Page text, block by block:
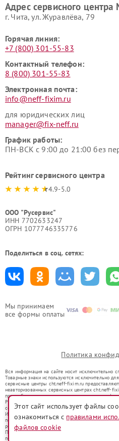
Мы принимаем
все формы оплаты
Адрес сервисного центра
г. Чита, ул. Журавлёва, 79
Горячая линия:
+7 (800) 301-55-83
Контактный телефон:
8 (800) 301-55-83
Электронная почта:
info@neff-fixim.ru
для юридических лиц
manager@fix-neff.ru
График работы:
ПН-ВСК с 9:00 до 21:00 без
Рейтинг сервисного центра
4.9-5.0
ООО "Русервис"
ИНН 7702633247
ОГРН 1077746335776
Поделиться в соц. сетях:
Политика
Вся информация на сайте носит исключительно
Товарные знаки используются исключительно
сервисные центры cht.neff-fixim.ru
неавторизованных сервисных центрах cht.neff-
правообладателями товарных знаков или их
Ремонт осуществляется для устройств, уже
со статьей 1487 ГК РФ.
Использование товарных знаков не преследует
потребителей в заблуждение, а служит для
ремонту техники указанных брендов.
Представленная на сайте информация не
положениями Статьи 437(2) Гражданского кодекса
Этот сайт использует файлы
ознакомиться с правилами
файлов cookie